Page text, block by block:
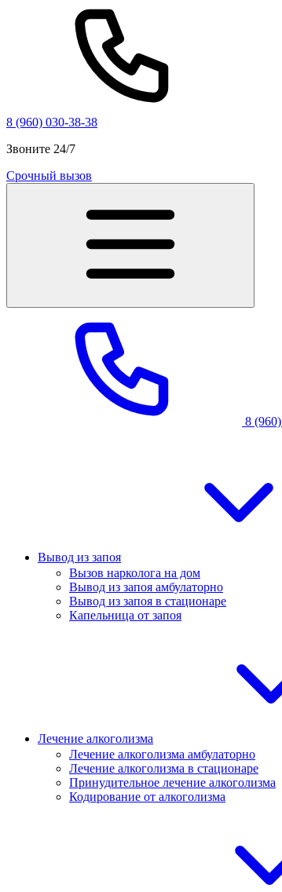
8 (960) 030-38-38
Звоните 24/7
Срочный вызов
8
Вывод из запоя
Вызов нарколога на дом
Вывод из запоя амбулаторно
Вывод из запоя в стационаре
Капельница от запоя
Лечение алкоголизма
Лечение алкоголизма амбулаторно
Лечение алкоголизма в стационаре
Принудительное лечение алкоголизма
Кодирование от алкоголизма